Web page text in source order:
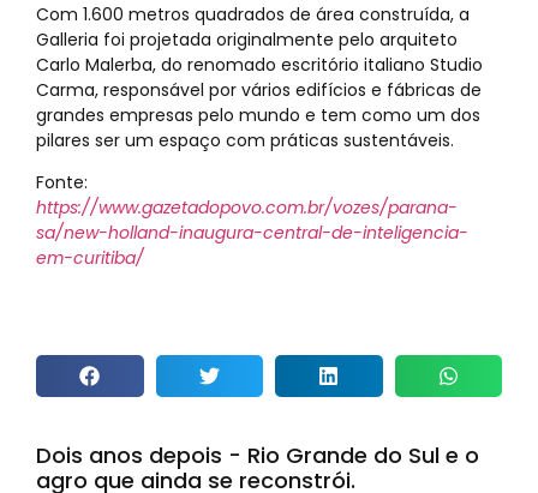
Com 1.600 metros quadrados de área construída, a
Galleria foi projetada originalmente pelo arquiteto
Carlo Malerba, do renomado escritório italiano Studio
Carma, responsável por vários edifícios e fábricas de
grandes empresas pelo mundo e tem como um dos
pilares ser um espaço com práticas sustentáveis.
Fonte:
https://www.gazetadopovo.com.br/vozes/parana-
sa/new-holland-inaugura-central-de-inteligencia-
em-curitiba/
Dois anos depois - Rio Grande do Sul e o
agro que ainda se reconstrói.